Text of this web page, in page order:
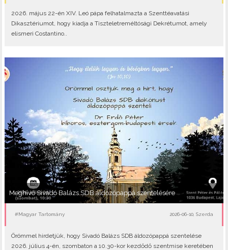
2026. május 22-én XIV. Leó pápa felhatalmazta a Szenttéavatási
Dikasztériumot, hogy kiadja a Tiszteletreméltósági Dekrétumot, amely
elismeri Costantino..
Meghívó Sivadó Balázs SDB áldozópappá szentelésére
#Magyar Tartomány 2026-06-10, Szerda
Örömmel hirdetjük, hogy Sivadó Balázs SDB áldozópappá szentelése
2026. július 4-én, szombaton a 10.30-kor kezdődő szentmise keretében